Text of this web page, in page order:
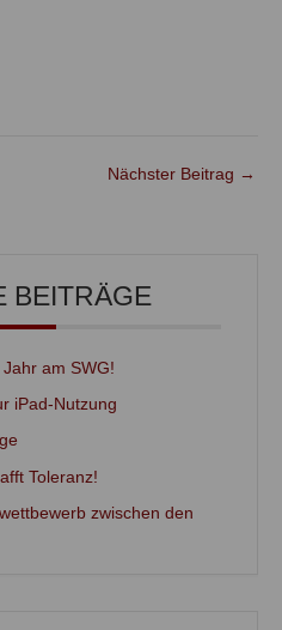
Nächster Beitrag →
BEITRÄGE
am SWG!
iPad-Nutzung
Toleranz!
zwischen den